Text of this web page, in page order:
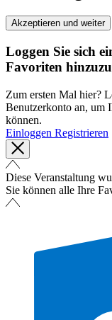
Akzeptieren und weiter
Loggen Sie sich
Favoriten
Zum ersten Mal hier?
Benutzerkonto an, um
können.
Einloggen Registrieren
Diese Veranstaltung
Sie können alle Ihre